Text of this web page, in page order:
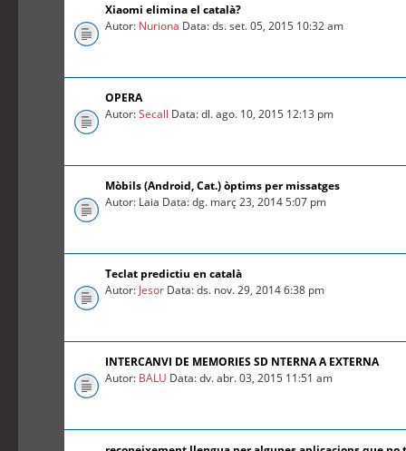
Xiaomi elimina el català?
Autor: Nuriona Data: ds. set. 05, 2015 10:32 am
OPERA
Autor:Secall Data: dl. ago. 10, 2015 12:13 pm
Mòbils (Android, Cat.) òptims per missatges
Autor: Laia Data: dg. març 23, 2014 5:07 pm
Teclat predictiu en català
Autor: Jesor Data: ds. nov. 29, 2014 6:38 pm
INTERCANVI DE MEMORIES SD NTERNA A EXTERNA
Autor: BALU Data: dv. abr. 03, 2015 11:51 am